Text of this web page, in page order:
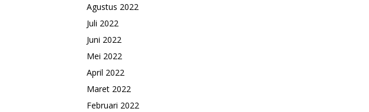
Agustus 2022
Juli 2022
Juni 2022
Mei 2022
April 2022
Maret 2022
Februari 2022